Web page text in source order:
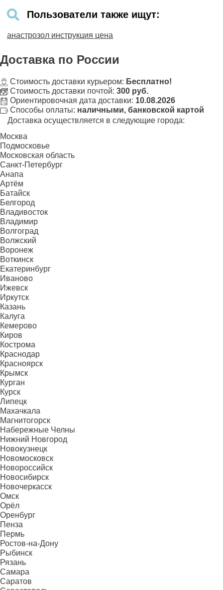
Пользователи также ищут:
анастрозол инструкция цена
Доставка по России
Стоимость доставки курьером: Бесплатно!
Стоимость доставки почтой: 300 руб.
Ориентировочная дата доставки: 10.08.2026
Способы оплаты: наличными, банковской картой
Доставка осуществляется в следующие города:
Москва
Подмосковье
Московская область
Санкт-Петербург
Анапа
Артём
Батайск
Белгород
Владивосток
Владимир
Волгоград
Волжский
Воронеж
Воткинск
Екатеринбург
Иваново
Ижевск
Иркутск
Казань
Калуга
Кемерово
Киров
Кострома
Краснодар
Красноярск
Крымск
Курган
Курск
Липецк
Махачкала
Магнитогорск
Набережные Челны
Нижний Новгород
Новокузнецк
Новомосковск
Новороссийск
Новосибирск
Новочеркасск
Омск
Орёл
Оренбург
Пенза
Пермь
Ростов-на-Дону
Рыбинск
Рязань
Самара
Саратов